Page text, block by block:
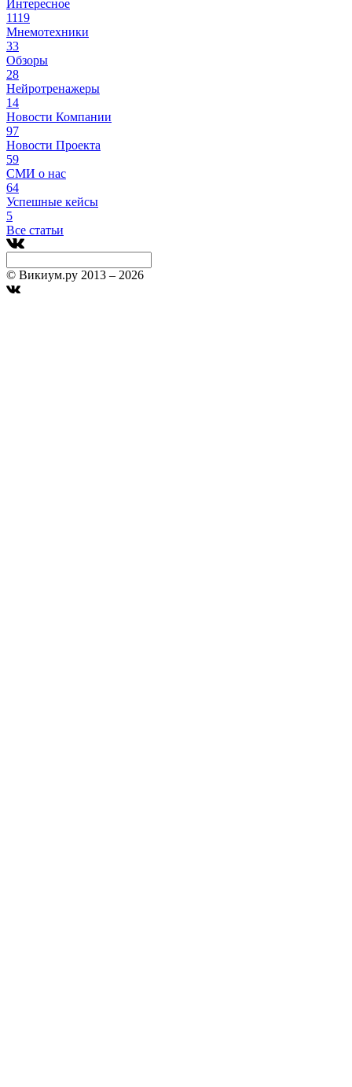
Интересное
1119
Мнемотехники
33
Обзоры
28
Нейротренажеры
14
Новости Компании
97
Новости Проекта
59
СМИ о нас
64
Успешные кейсы
5
Все статьи
© Викиум.ру 2013 – 2026